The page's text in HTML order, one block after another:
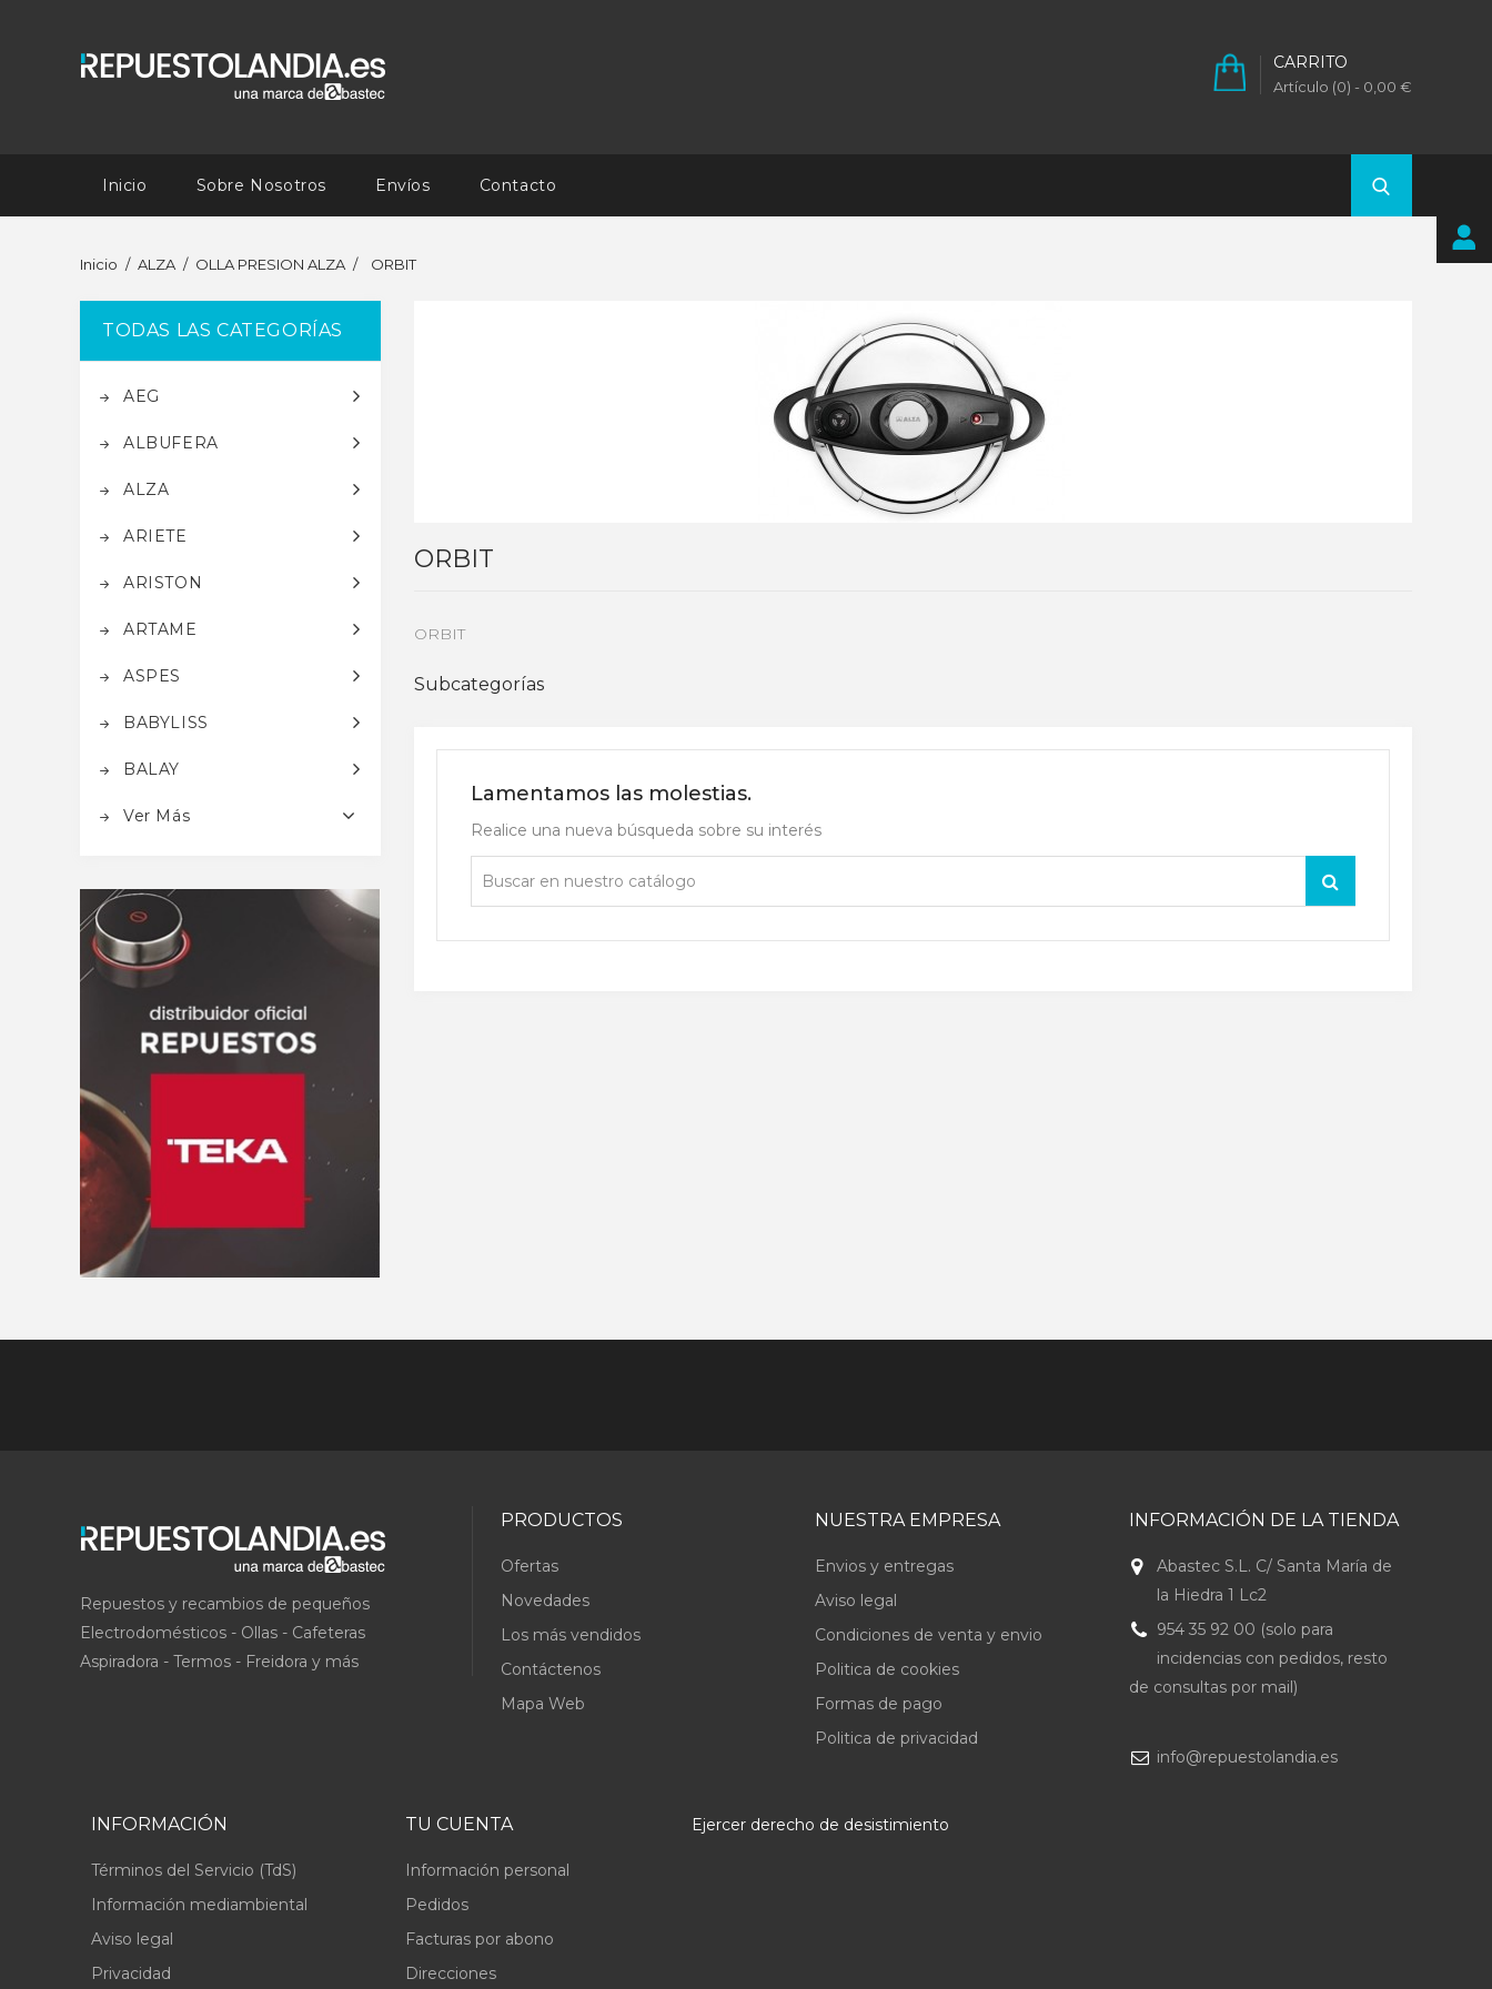
CARRITO
Artículo (0) - 0,00 €
Inicio Sobre Nosotros Envíos Contacto
Inicio ALZA OLLA PRESION ALZA ORBIT
TODAS LAS CATEGORÍAS
AEG
ALBUFERA
ALZA
ARIETE
ARISTON
ARTAME
ASPES
BABYLISS
BALAY
Ver Más
ORBIT
ORBIT
Subcategorías
Lamentamos las molestias.
Realice una nueva búsqueda sobre su interés
Repuestos y recambios de pequeños
Electrodomésticos - Ollas - Cafeteras
Aspiradora - Termos - Freidora y más
PRODUCTOS
Ofertas
Novedades
Los más vendidos
Contáctenos
Mapa Web
NUESTRA EMPRESA
Envios y entregas
Aviso legal
Condiciones de venta y envio
Politica de cookies
Formas de pago
Politica de privacidad
INFORMACIÓN DE LA TIENDA
Abastec S.L. C/ Santa María de
la Hiedra 1 Lc2
954 35 92 00 (solo para
incidencias con pedidos, resto
de consultas por mail)
info@repuestolandia.es
INFORMACIÓN
Términos del Servicio (TdS)
Información mediambiental
Aviso legal
Privacidad
TU CUENTA
Información personal
Pedidos
Facturas por abono
Direcciones
Ejercer derecho de desistimiento